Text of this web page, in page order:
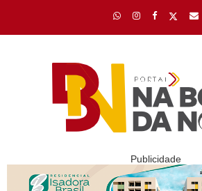
Publicidade